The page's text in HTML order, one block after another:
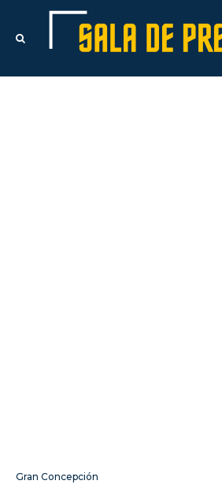
Gran Concepción